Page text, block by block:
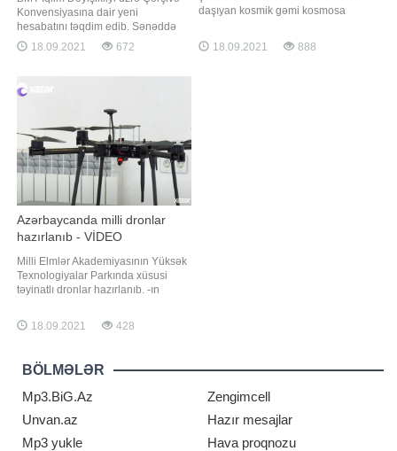
Konvensiyasına dair yeni
hesabatını təqdim edib. Sənəddə
dünya ölkələrinin Paris
anlaşmalarına uyğun olaraq, qlobal
olduğu bildirilib. Hesabatın
açıqlanmasından sonra çıxış edən
BMT sədri Antoniu Qutyerre
18.09.2021 672
daşıyan kosmik gəmi kosmosa
ki, "SpaceX" kosmos turistlərinin ilk
görüntülərini yayımlayıb. Həmin
18.09.2021 888
Azərbaycanda milli dronlar
hazırlanıb - VİDEO
Milli Elmlər Akademiyasının Yüksək
Texnologiyalar Parkında xüsusi
təyinatlı dronlar hazırlanıb. -ın
aparatları sifarişlər əsasında yerli
mütəxəssislər tərəfindən hazırlanıb.
küləyə davamlılığı ilə fərqlənir.
Həmçinin uçuş trayektoriyasını
18.09.2021 428
BÖLMƏLƏR
Mp3.BiG.Az
Zengimcell
Unvan.az
Hazır mesajlar
Mp3 yukle
Hava proqnozu